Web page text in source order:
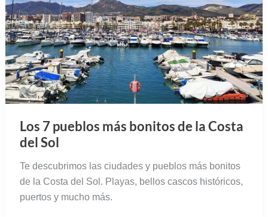
Los 7 pueblos más bonitos de la Costa
del Sol
Te descubrimos las ciudades y pueblos más bonitos
de la Costa del Sol. Playas, bellos cascos históricos,
puertos y mucho más.